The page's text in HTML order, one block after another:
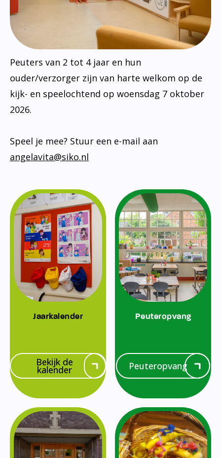
Peuters van 2 tot 4 jaar en hun
ouder/verzorger zijn van harte welkom op de
kijk- en speelochtend op woensdag 7 oktober
2026.
Speel je mee? Stuur een e-mail aan
angelavita@siko.nl
Jaarkalender
Bekijk de
kalender
Peuteropvang
Peuteropvang